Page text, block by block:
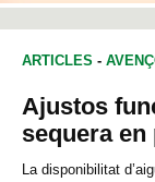
ARTICLES -
Ajustos
sequera en
La disponibilitat